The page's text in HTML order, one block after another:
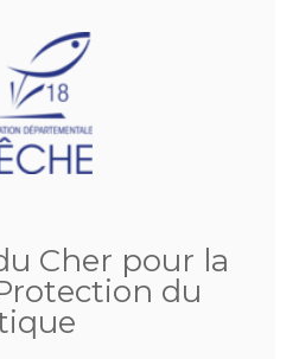
Cher pour la
du